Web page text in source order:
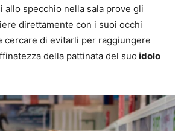
allo specchio nella sala prove gli
direttamente con i suoi occhi
cercare di evitarli per raggiungere
della pattinata del suo idolo